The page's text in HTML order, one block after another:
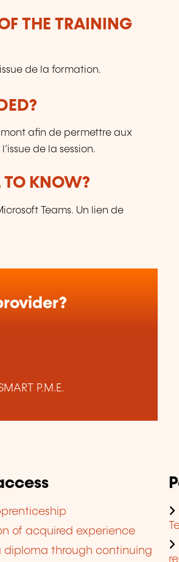
THE TRAINING
de la formation.
afin de permettre aux
de la session.
TO KNOW?
Teams. Un lien de
P.M.E.
of acquired experience
diploma through continuing